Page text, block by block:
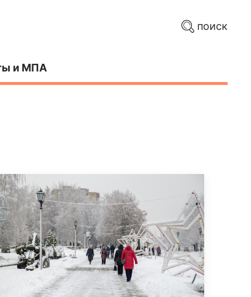
поиск
и МПА